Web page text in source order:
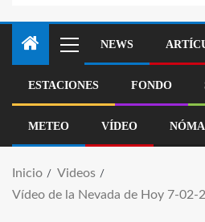
NEWS
ESTACIONES FONDO
METEO VÍDEO
Inicio
Videos
Vídeo de la Nevada de Hoy 7-02-